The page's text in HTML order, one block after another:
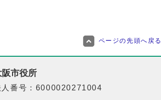
ページの先頭へ戻る
阪市役所
人番号：6000020271004